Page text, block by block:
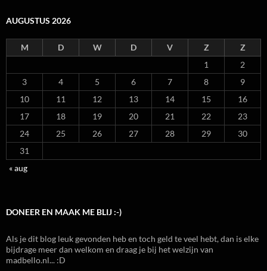
AUGUSTUS 2026
M D W D V Z
Z
1
2
3
4 5 6 7 8
9
10
11 12 13 14 15
16
17
18 19 20 21 22
23
24
25 26 27 28 29
30
31
« aug
DONEER EN MAAK ME BLIJ :-)
Als je dit blog leuk gevonden heb en toch geld te veel hebt, dan is elke
bijdrage meer dan welkom en draag je bij het welzijn van
madbello.nl... :D